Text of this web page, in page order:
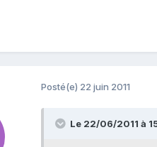
Posté(e) 22 juin 2011
Le 22/06/2011 à